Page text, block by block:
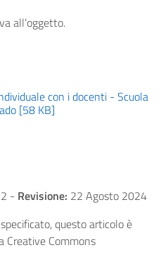
all’oggetto.
con i docenti - Scuola
[58 KB]
- Revisione: 22 Agosto 2024
questo articolo è
Creative Commons